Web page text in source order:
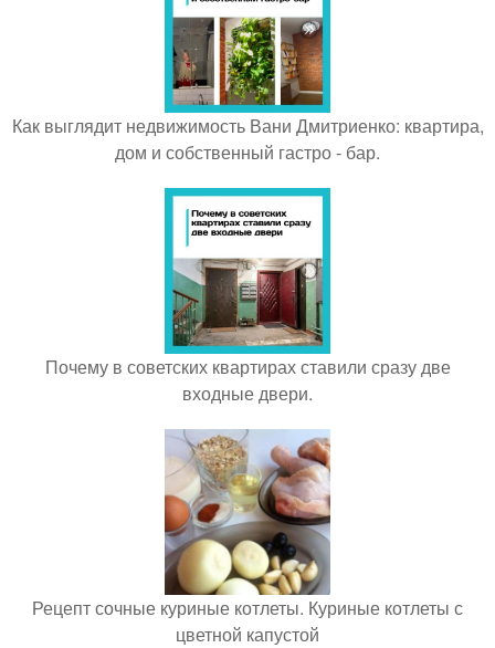
Как выглядит недвижимость Вани Дмитриенко: квартира,
дом и собственный гастро - бар.
Почему в советских квартирах ставили сразу две
входные двери.
Рецепт сочные куриные котлеты. Куриные котлеты с
цветной капустой